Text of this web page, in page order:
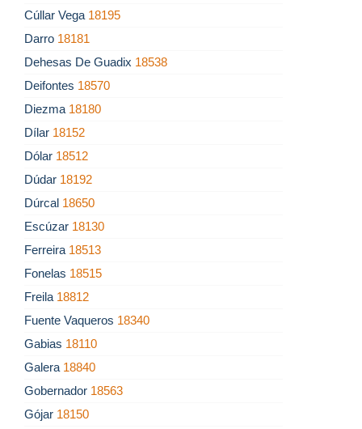
Cúllar Vega 18195
Darro 18181
Dehesas De Guadix 18538
Deifontes 18570
Diezma 18180
Dílar 18152
Dólar 18512
Dúdar 18192
Dúrcal 18650
Escúzar 18130
Ferreira 18513
Fonelas 18515
Freila 18812
Fuente Vaqueros 18340
Gabias 18110
Galera 18840
Gobernador 18563
Gójar 18150